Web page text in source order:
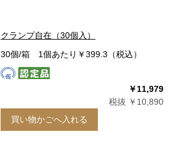
クランプ自在（30個入）
30個/箱 1個あたり￥399.3（税込）
￥11,979
税抜 ￥10,890
買い物かごへ入れる